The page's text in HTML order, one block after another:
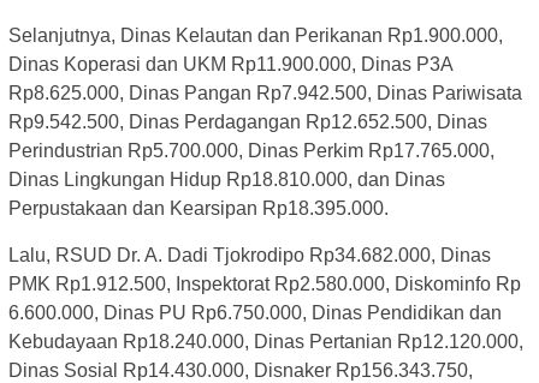
Selanjutnya, Dinas Kelautan dan Perikanan Rp1.900.000,
Dinas Koperasi dan UKM Rp11.900.000, Dinas P3A
Rp8.625.000, Dinas Pangan Rp7.942.500, Dinas Pariwisata
Rp9.542.500, Dinas Perdagangan Rp12.652.500, Dinas
Perindustrian Rp5.700.000, Dinas Perkim Rp17.765.000,
Dinas Lingkungan Hidup Rp18.810.000, dan Dinas
Perpustakaan dan Kearsipan Rp18.395.000.
Lalu, RSUD Dr. A. Dadi Tjokrodipo Rp34.682.000, Dinas
PMK Rp1.912.500, Inspektorat Rp2.580.000, Diskominfo Rp
6.600.000, Dinas PU Rp6.750.000, Dinas Pendidikan dan
Kebudayaan Rp18.240.000, Dinas Pertanian Rp12.120.000,
Dinas Sosial Rp14.430.000, Disnaker Rp156.343.750,